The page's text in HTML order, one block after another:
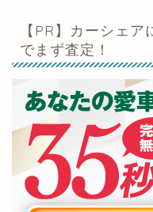
【PR】カーシェ
でまず査定！